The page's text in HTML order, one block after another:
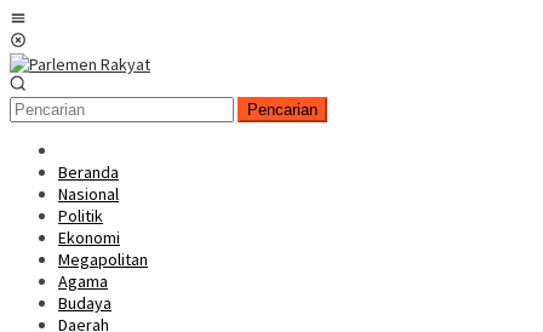
Loncat
ke
konten
Pencarian
Beranda
Nasional
Politik
Ekonomi
Megapolitan
Agama
Budaya
Daerah